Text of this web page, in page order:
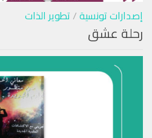
إصدارات تونسية/ تطوير الذات
رحلة عشق